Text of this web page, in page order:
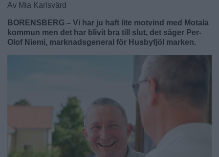
Av Mia Karlsvärd
BORENSBERG – Vi har ju haft lite motvind med Motala
kommun men det har blivit bra till slut, det säger Per-
Olof Niemi, marknadsgeneral för Husbyfjöl marken.